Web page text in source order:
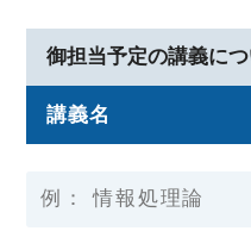
御担当予定の講義に
講義名